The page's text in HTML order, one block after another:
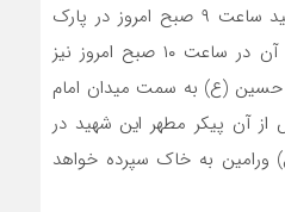
مراسم تشییع پیکر این شهید ساعت ۹ صبح امروز در پارک
بعثت برگزار شده و پس از آن در ساعت ۱۰ صبح امروز نیز
حسین (ع) به سمت میدان امام
آن پیکر مطهر این شهید در
ورامین به خاک سپرده خواهد